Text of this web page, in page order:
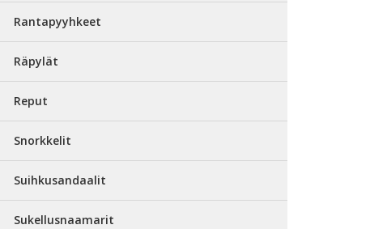
Rantapyyhkeet
Räpylät
Reput
Snorkkelit
Suihkusandaalit
Sukellusnaamarit